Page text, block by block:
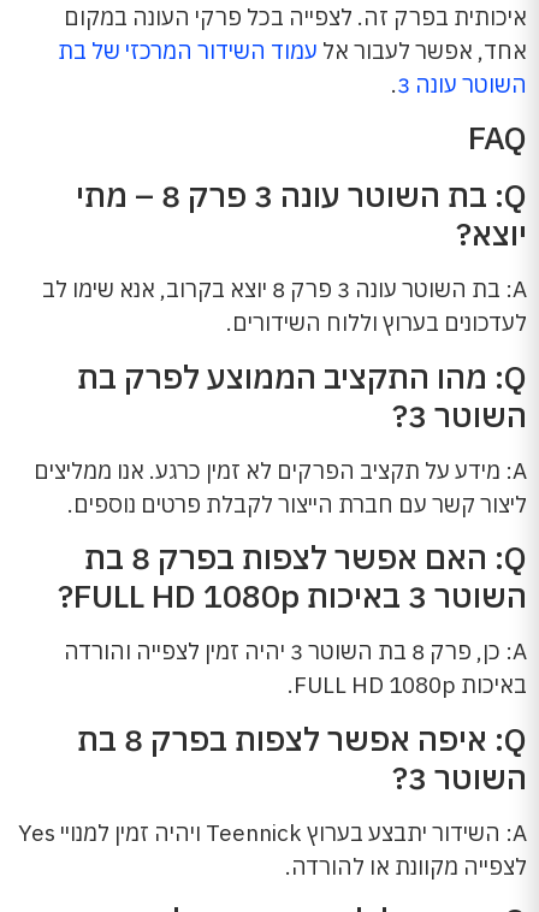
איכותית בפרק זה. לצפייה בכל פרקי העונה במקום
אחד, אפשר לעבור אל עמוד השידור המרכזי של בת
השוטר עונה 3
.
FAQ
Q: בת השוטר עונה 3 פרק 8 – מתי
יוצא?
A: בת השוטר עונה 3 פרק 8 יוצא בקרוב, אנא שימו לב
לעדכונים בערוץ וללוח השידורים.
Q: מהו התקציב הממוצע לפרק בת
השוטר 3?
A: מידע על תקציב הפרקים לא זמין כרגע. אנו ממליצים
ליצור קשר עם חברת הייצור לקבלת פרטים נוספים.
Q: האם אפשר לצפות בפרק 8 בת
השוטר 3 באיכות FULL HD 1080p?
A: כן, פרק 8 בת השוטר 3 יהיה זמין לצפייה והורדה
באיכות FULL HD 1080p.
Q: איפה אפשר לצפות בפרק 8 בת
השוטר 3?
A: השידור יתבצע בערוץ Teennick ויהיה זמין למנויי Yes
לצפייה מקוונת או להורדה.